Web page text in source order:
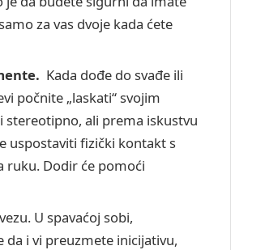
za vas dvoje kada ćete
Kada dođe do svađe ili
počnite „laskati“ svojim
stereotipno, ali prema iskustvu
uspostaviti fizički kontakt s
ruku. Dodir će pomoći
U spavaćoj sobi,
da i vi preuzmete inicijativu,